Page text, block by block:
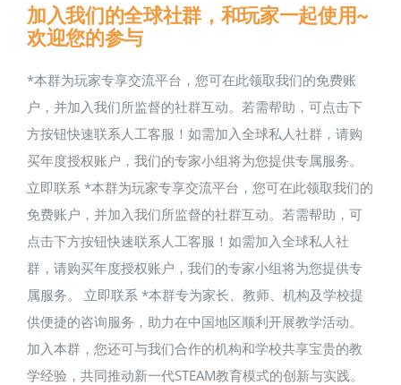
加入我们的全球社群，和玩家一起使用~
欢迎您的参与
*本群为玩家专享交流平台，您可在此领取我们的免费账
户，并加入我们所监督的社群互动。若需帮助，可点击下
方按钮快速联系人工客服！如需加入全球私人社群，请购
买年度授权账户，我们的专家小组将为您提供专属服务。
立即联系 *本群为玩家专享交流平台，您可在此领取我们的
免费账户，并加入我们所监督的社群互动。若需帮助，可
点击下方按钮快速联系人工客服！如需加入全球私人社
群，请购买年度授权账户，我们的专家小组将为您提供专
属服务。 立即联系 *本群专为家长、教师、机构及学校提
供便捷的咨询服务，助力在中国地区顺利开展教学活动。
加入本群，您还可与我们合作的机构和学校共享宝贵的教
学经验，共同推动新一代STEAM教育模式的创新与实践。